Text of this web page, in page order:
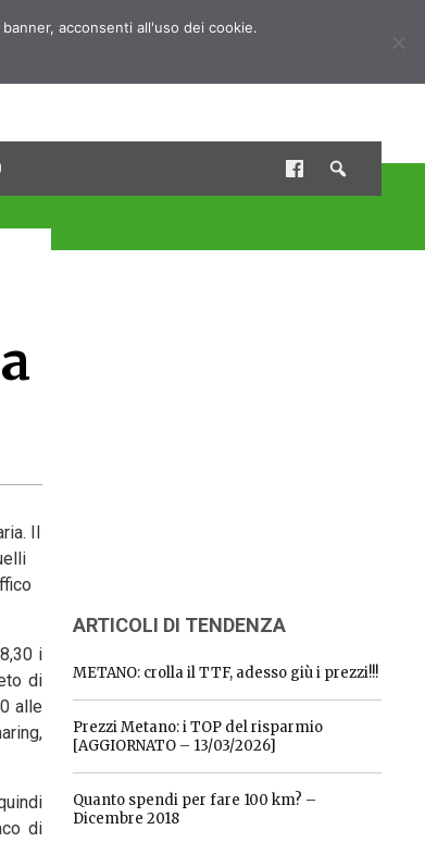
Il
i
di
alle
di
ARTICOLI DI TENDENZA
METANO: crolla il TTF, adesso giù i prezzi!!!
Prezzi Metano: i TOP del risparmio
[AGGIORNATO – 13/03/2026]
Quanto spendi per fare 100 km? –
Dicembre 2018
acconsenti all'uso dei cookie.